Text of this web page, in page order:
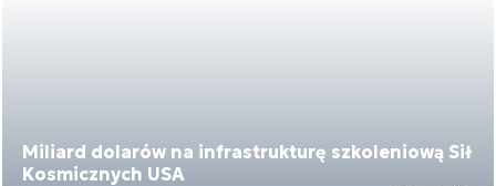
Miliard dolarów na infrastrukturę szkoleniową Sił
Kosmicznych USA